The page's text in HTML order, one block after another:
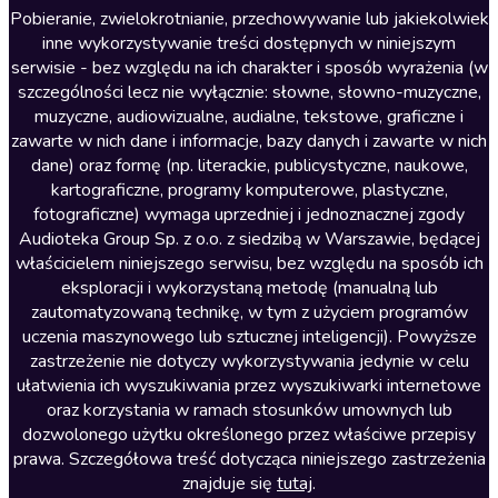
Literatura anglojęzyczna
Literatura faktu
Literatura obyczajowa
Literatura piękna obca
Literatura piękna polska
Nagrania relaksacyjne
Nauka języków
Nauki humanistyczne
Podcasty i audycje
Polityka
Prasa
Religia
Romans
Pobieranie, zwielokrotnianie, przechowywanie lub jakiekolwiek
inne wykorzystywanie treści dostępnych w niniejszym
serwisie - bez względu na ich charakter i sposób wyrażenia (w
szczególności lecz nie wyłącznie: słowne, słowno-muzyczne,
muzyczne, audiowizualne, audialne, tekstowe, graficzne i
zawarte w nich dane i informacje, bazy danych i zawarte w nich
dane) oraz formę (np. literackie, publicystyczne, naukowe,
kartograficzne, programy komputerowe, plastyczne,
fotograficzne) wymaga uprzedniej i jednoznacznej zgody
Audioteka Group Sp. z o.o. z siedzibą w Warszawie, będącej
właścicielem niniejszego serwisu, bez względu na sposób ich
eksploracji i wykorzystaną metodę (manualną lub
zautomatyzowaną technikę, w tym z użyciem programów
uczenia maszynowego lub sztucznej inteligencji). Powyższe
zastrzeżenie nie dotyczy wykorzystywania jedynie w celu
ułatwienia ich wyszukiwania przez wyszukiwarki internetowe
oraz korzystania w ramach stosunków umownych lub
dozwolonego użytku określonego przez właściwe przepisy
prawa. Szczegółowa treść dotycząca niniejszego zastrzeżenia
znajduje się tutaj.